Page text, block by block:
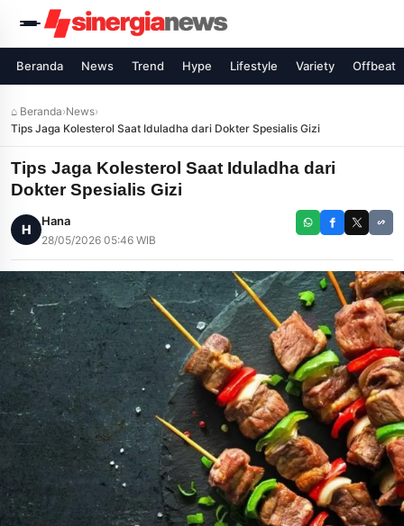
Beranda News Trend Hype Lifestyle Variety Offbeat
⌂ Beranda›News›
Tips Jaga Kolesterol Saat Iduladha dari Dokter Spesialis Gizi
Tips Jaga Kolesterol Saat Iduladha dari
Dokter Spesialis Gizi
H
Hana
28/05/2026 05:46 WIB